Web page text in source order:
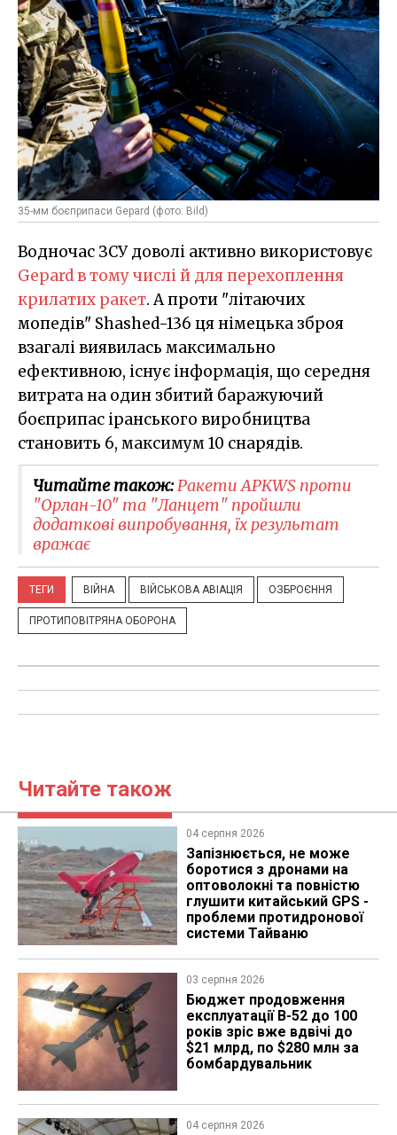
35-мм боєприпаси Gepard (фото: Bild)
Водночас ЗСУ доволі активно використовує
Gepard в тому числі й для перехоплення
крилатих ракет. А проти "літаючих
мопедів" Shashed-136 ця німецька зброя
взагалі виявилась максимально
ефективною, існує інформація, що середня
витрата на один збитий баражуючий
боєприпас іранського виробництва
становить 6, максимум 10 снарядів.
Читайте також:Ракети APKWS проти
"Орлан-10" та "Ланцет" пройшли
додаткові випробування, їх результат
вражає
ТЕГИ ВІЙНА ВІЙСЬКОВА АВІАЦІЯ ОЗБРОЄННЯ
ПРОТИПОВІТРЯНА ОБОРОНА
Читайте також
04 серпня 2026
Запізнюється, не може
боротися з дронами на
оптоволокні та повністю
глушити китайський GPS -
проблеми протидронової
системи Тайваню
03 серпня 2026
Бюджет продовження
експлуатації B-52 до 100
років зріс вже вдвічі до
$21 млрд, по $280 млн за
бомбардувальник
04 серпня 2026